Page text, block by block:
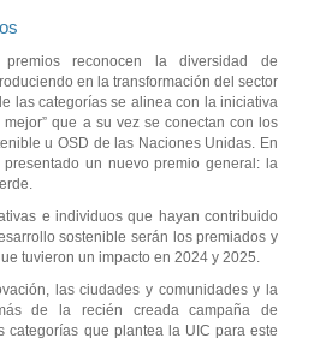
reconocen la diversidad de
en la transformación del sector
las categorías se alinea con la iniciativa
que a su vez se conectan con los
u OSD de las Naciones Unidas. En
un nuevo premio general: la
e individuos que hayan contribuido
sostenible serán los premiados y
tuvieron un impacto en 2024 y 2025.
las ciudades y comunidades y la
de la recién creada campaña de
categorías que plantea la UIC para este